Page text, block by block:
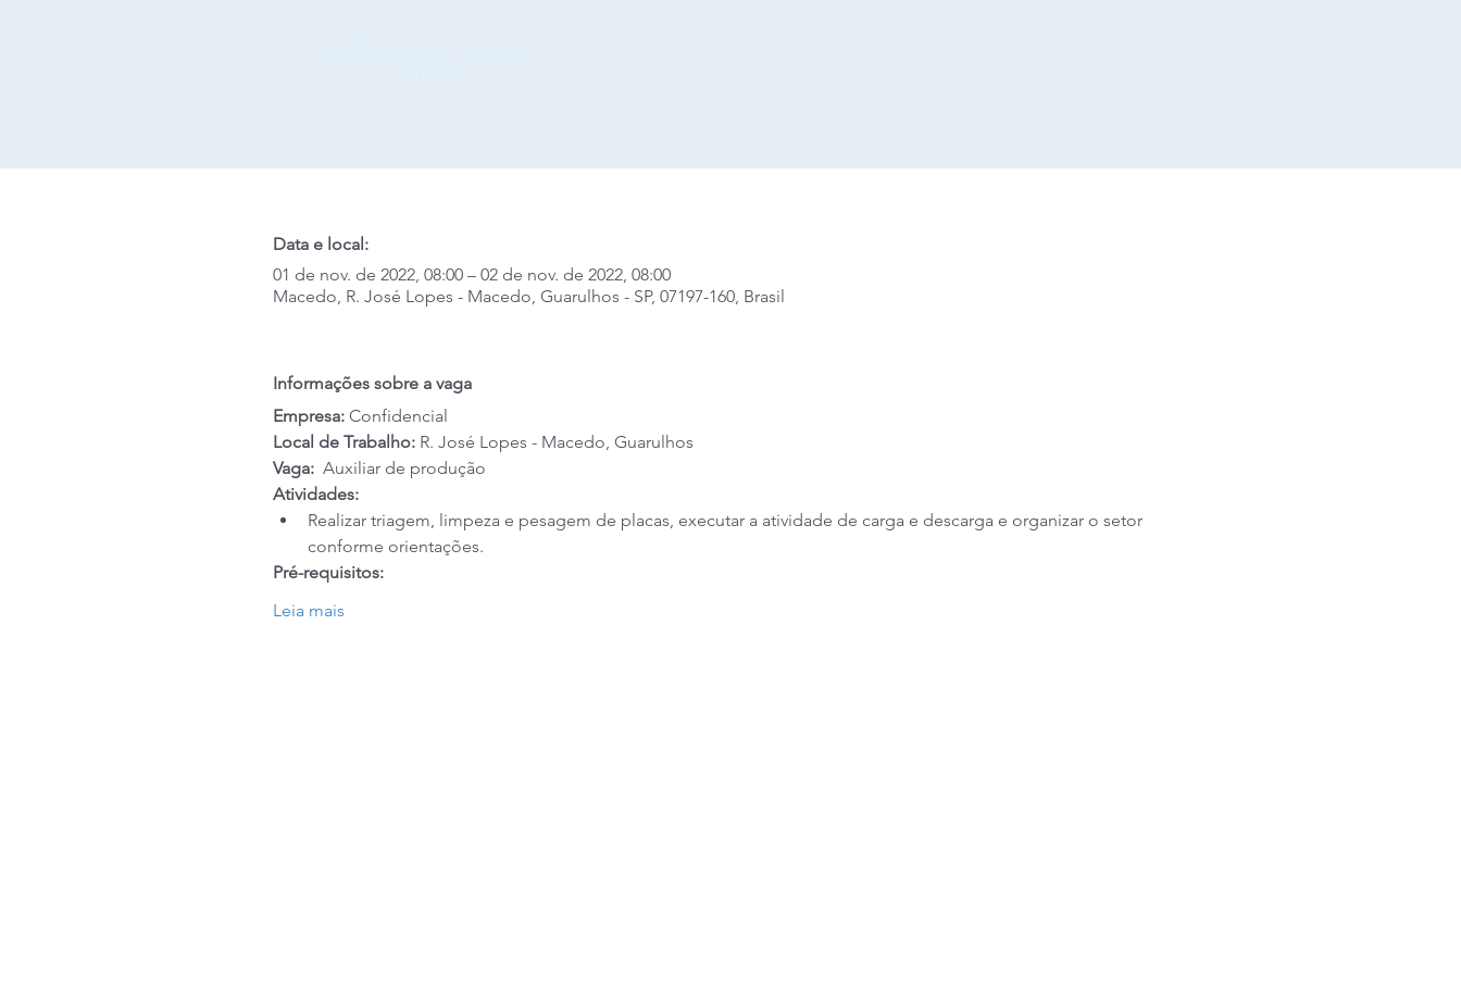
Data e local:
01 de nov. de 2022, 08:00 – 02 de nov. de 2022, 08:00
Macedo, R. José Lopes - Macedo, Guarulhos - SP, 07197-160, Brasil
Informações sobre a vaga
Empresa: Confidencial
Local de Trabalho: R. José Lopes - Macedo, Guarulhos
Vaga: Auxiliar de produção
Atividades:
Realizar triagem, limpeza e pesagem de placas, executar a atividade de carga e descarga e organizar o setor
conforme orientações.
Pré-requisitos:
Leia mais